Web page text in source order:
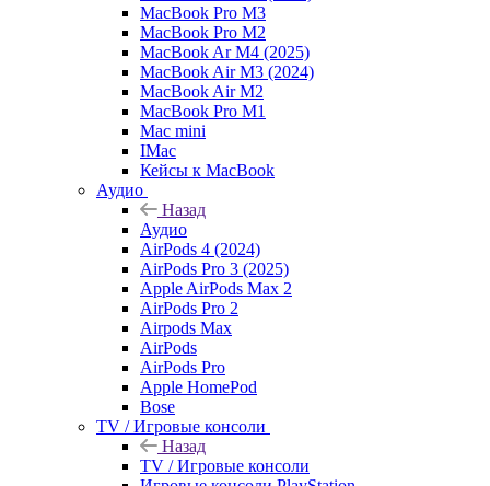
MacBook Pro M3
MacBook Pro M2
MacBook Ar M4 (2025)
MacBook Air M3 (2024)
MacBook Air M2
MacBook Pro M1
Mac mini
IMac
Кейсы к MacBook
Аудио
Назад
Аудио
AirPods 4 (2024)
AirPods Pro 3 (2025)
Apple AirPods Max 2
AirPods Pro 2
Airpods Max
AirPods
AirPods Pro
Apple HomePod
Bose
TV / Игровые консоли
Назад
TV / Игровые консоли